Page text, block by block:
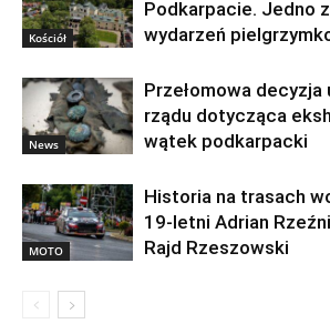
Kościół
Podkarpacie. Jedno
wydarzeń
News
Przełomowa decyzja
rządu dotycząca
wątek podkarpacki
MOTO
Historia na trasach
19-letni Adrian
Rajd Rzeszowski